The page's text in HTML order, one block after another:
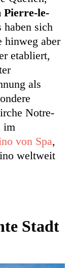
Pierre-le-
haben sich
hinweg aber
etabliert,
als
Notre-
im
von Spa,
weltweit
Stadt